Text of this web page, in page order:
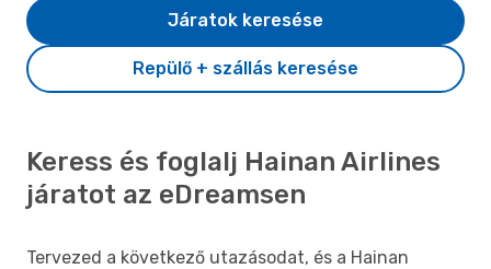
Repülő + szállás keresése
Járatok keresése
Keress és foglalj Hainan Airlines
járatot az eDreamsen
Tervezed a következő utazásodat, és a Hainan